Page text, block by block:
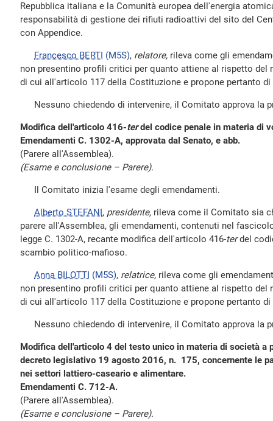
Repubblica italiana e la Comunità europea dell'energia
responsabilità di gestione dei rifiuti radioattivi del sito del
con Appendice.
Francesco BERTI (M5S), relatore, rileva come gli
non presentino profili critici per quanto attiene al rispetto del
di cui all'articolo 117 della Costituzione e propone pertanto
Nessuno chiedendo di intervenire, il Comitato approva la
Modifica dell'articolo 416-terdel codice penale in materia di
Emendamenti C. 1302-A, approvata dal Senato, e abb.
(Parere all'Assemblea).
(Esame e conclusione – Parere).
Il Comitato inizia l'esame degli emendamenti.
Alberto STEFANI, presidente, rileva come il Comitato sia
parere all'Assemblea, gli emendamenti, contenuti nel
legge C. 1302-A, recante modifica dell'articolo 416-terdel
scambio politico-mafioso.
Anna BILOTTI (M5S), relatrice, rileva come gli
non presentino profili critici per quanto attiene al rispetto del
di cui all'articolo 117 della Costituzione e propone pertanto
Nessuno chiedendo di intervenire, il Comitato approva la
Modifica dell'articolo 4 del testo unico in materia di società a
decreto legislativo 19 agosto 2016, n. 175, concernente le
nei settori lattiero-caseario e alimentare.
Emendamenti C. 712-A.
(Parere all'Assemblea).
(Esame e conclusione – Parere).